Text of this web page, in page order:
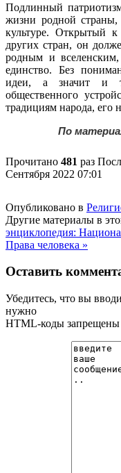
Подлинный
жизни родной
культуре. Открытый
других стран, он
родным и вселенским,
единство. Без
идеи, а значит и
общественного
традициям народа, его
По
Прочитано 481 раз
Сентября 2022 07:01
Опубликовано в
Другие материалы в
энциклопедия:
Права человека »
Оставить
Убедитесь, что вы
нужно
HTML-коды запрещены